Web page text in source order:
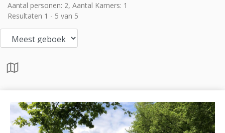
Aantal personen: 2, Aantal Kamers: 1
Resultaten 1 - 5 van 5